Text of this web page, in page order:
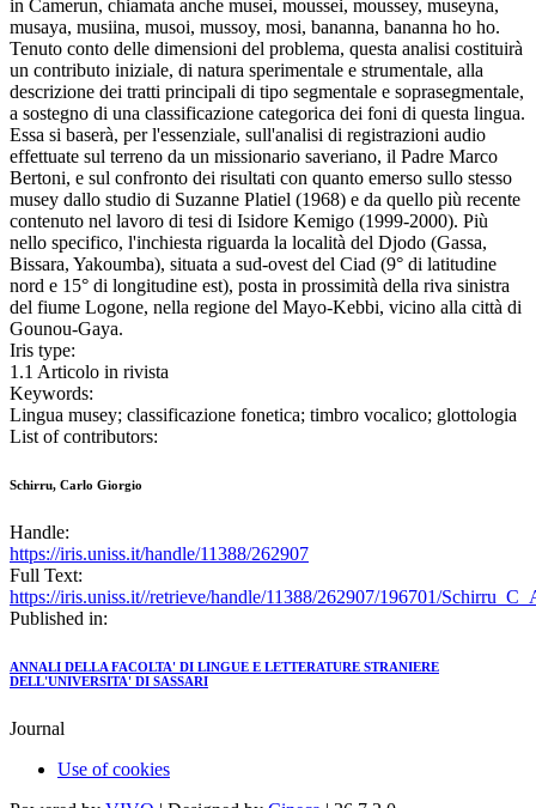
in Camerun, chiamata anche musei, moussei, moussey, museyna,
musaya, musiina, musoi, mussoy, mosi, bananna, bananna ho ho.
Tenuto conto delle dimensioni del problema, questa analisi costituirà
un contributo iniziale, di natura sperimentale e strumentale, alla
descrizione dei tratti principali di tipo segmentale e soprasegmentale,
a sostegno di una classificazione categorica dei foni di questa lingua.
Essa si baserà, per l'essenziale, sull'analisi di registrazioni audio
effettuate sul terreno da un missionario saveriano, il Padre Marco
Bertoni, e sul confronto dei risultati con quanto emerso sullo stesso
musey dallo studio di Suzanne Platiel (1968) e da quello più recente
contenuto nel lavoro di tesi di Isidore Kemigo (1999-2000). Più
nello specifico, l'inchiesta riguarda la località del Djodo (Gassa,
Bissara, Yakoumba), situata a sud-ovest del Ciad (9° di latitudine
nord e 15° di longitudine est), posta in prossimità della riva sinistra
del fiume Logone, nella regione del Mayo-Kebbi, vicino alla città di
Gounou-Gaya.
Iris type:
1.1 Articolo in rivista
Keywords:
Lingua musey; classificazione fonetica; timbro vocalico; glottologia
List of contributors:
Schirru, Carlo Giorgio
Handle:
https://iris.uniss.it/handle/11388/262907
Full Text:
https://iris.uniss.it//retrieve/handle/11388/262907/196701/
Published in:
ANNALI DELLA FACOLTA' DI LINGUE E LETTERATURE STRANIERE
DELL'UNIVERSITA' DI SASSARI
Journal
Use of cookies